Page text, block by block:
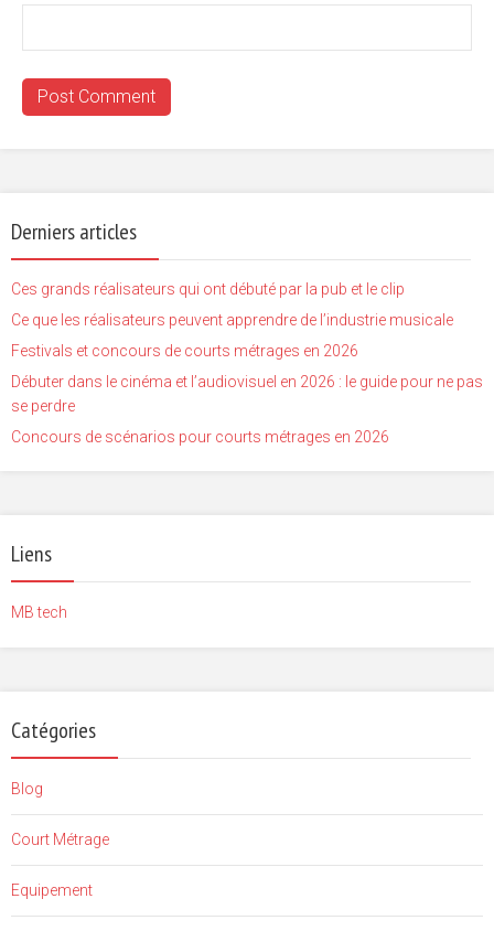
Derniers articles
Ces grands réalisateurs qui ont débuté par la pub et le clip
Ce que les réalisateurs peuvent apprendre de l’industrie musicale
Festivals et concours de courts métrages en 2026
Débuter dans le cinéma et l’audiovisuel en 2026 : le guide pour ne pas
se perdre
Concours de scénarios pour courts métrages en 2026
Liens
MB tech
Catégories
Blog
Court Métrage
Equipement